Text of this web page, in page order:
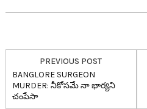
PREVIOUS POST
BANGLORE SURGEON
MURDER: నీకోస‌మే నా భార్య‌ని
చంపేసా